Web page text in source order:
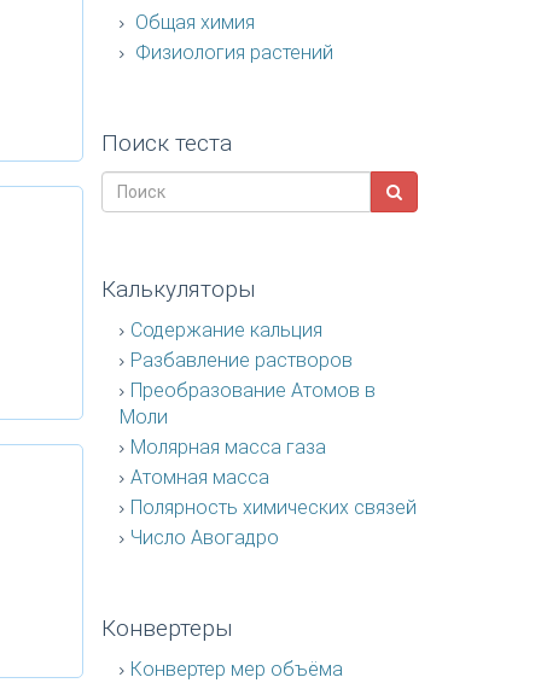
Общая химия
Физиология растений
Поиск теста
Калькуляторы
Содержание кальция
Разбавление растворов
Преобразование Атомов в
Моли
Молярная масса газа
Атомная масса
Полярность химических связей
Число Авогадро
Конвертеры
Конвертер мер объёма